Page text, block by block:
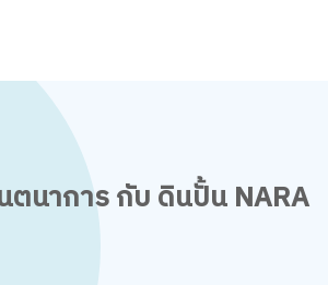
ตนาการ กับ ดินปั้น NARA